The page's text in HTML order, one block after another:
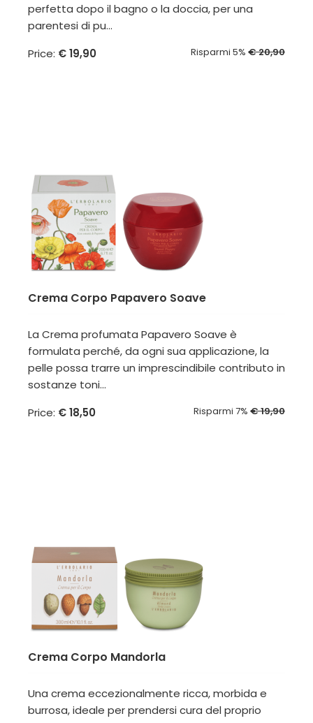
perfetta dopo il bagno o la doccia, per una
parentesi di pu...
Price: € 19,90 Risparmi 5% € 20,90
Crema Corpo Papavero Soave
La Crema profumata Papavero Soave è
formulata perché, da ogni sua applicazione, la
pelle possa trarre un imprescindibile contributo in
sostanze toni...
Price: € 18,50 Risparmi 7% € 19,90
Crema Corpo Mandorla
Una crema eccezionalmente ricca, morbida e
burrosa, ideale per prendersi cura del proprio